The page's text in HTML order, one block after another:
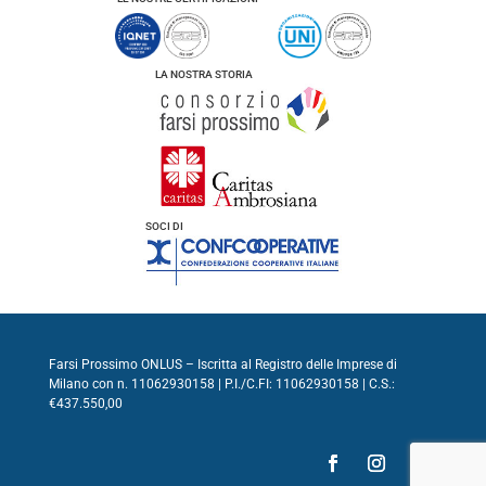
LA NOSTRA STORIA
SOCI DI
Farsi Prossimo ONLUS – Iscritta al Registro delle Imprese di
Milano con n. 11062930158 | P.I./C.FI: 11062930158 | C.S.:
€437.550,00